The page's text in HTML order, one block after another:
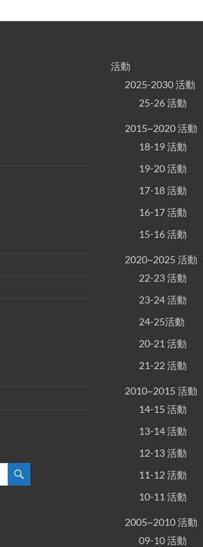
活動
2025-2030 活動
25-26 活動
2015~2020 活動
18-19 活動
19-20 活動
17-18 活動
16-17 活動
15-16 活動
2020~2025 活動
22-23 活動
23-24 活動
24-25活動
20-21 活動
21-22 活動
2010~2015 活動
14-15 活動
13-14 活動
12-13 活動
11-12 活動
10-11 活動
2005~2010 活動
09-10 活動